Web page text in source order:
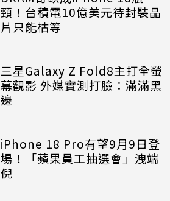
頸！台積電10億美元待封裝晶
片只能枯等
三星Galaxy Z Fold8主打全螢
幕觀影 外媒實測打臉：滿滿黑
邊
iPhone 18 Pro有望9月9日登
場！「蘋果員工抽選會」洩端
倪